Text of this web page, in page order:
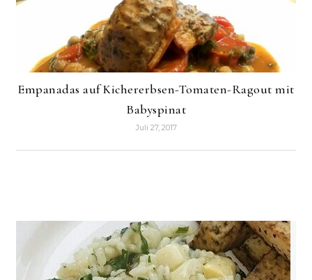
Empanadas auf Kichererbsen-Tomaten-Ragout mit
Babyspinat
Juli 27, 2017